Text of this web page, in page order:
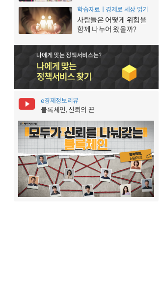
학습자료ㅣ경제로 세상 읽기
사람들은 어떻게 위험을
함께 나누어 왔을까?
e경제정보리뷰
블록체인, 신뢰의 끈